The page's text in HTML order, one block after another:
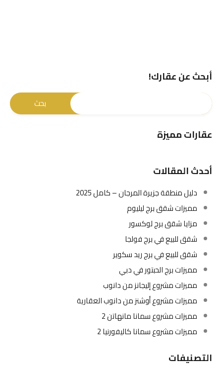
أبحث عن عقارك!
عقارات مميزة
أحدث المقالات
دليل منطقة جزيرة المرجان – كامل 2025
مميزات شقق برج ليليوم
مزايا شقق برج لوكسور
شقق للبيع في برج فولجا
شقق للبيع في برج ريد سكوير
مميزات برج الحبتور في دبي
مميزات مشروع إليجانز من دانوب
مميزات مشروع أوشنز من دانوب العقارية
مميزات مشروع سمانا مانهاتن 2
مميزات مشروع سمانا كاليفورنيا 2
التصنيفات